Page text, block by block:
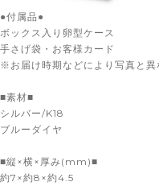
●付属品●
ボックス入り卵型ケース
手さげ袋・お客様カード
※お届け時期などにより写真と異
■素材■
シルバー/K18
ブルーダイヤ
■縦×横×厚み(mm)■
約7×約8×約4.5